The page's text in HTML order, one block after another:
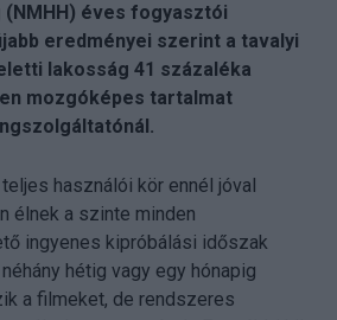
éves fogyasztói
eredményei szerint a tavalyi
lakosság 41 százaléka
mozgóképes tartalmat
használói kör ennél jóval
élnek a szinte minden
ingyenes kipróbálási időszak
hétig vagy egy hónapig
a filmeket, de rendszeres